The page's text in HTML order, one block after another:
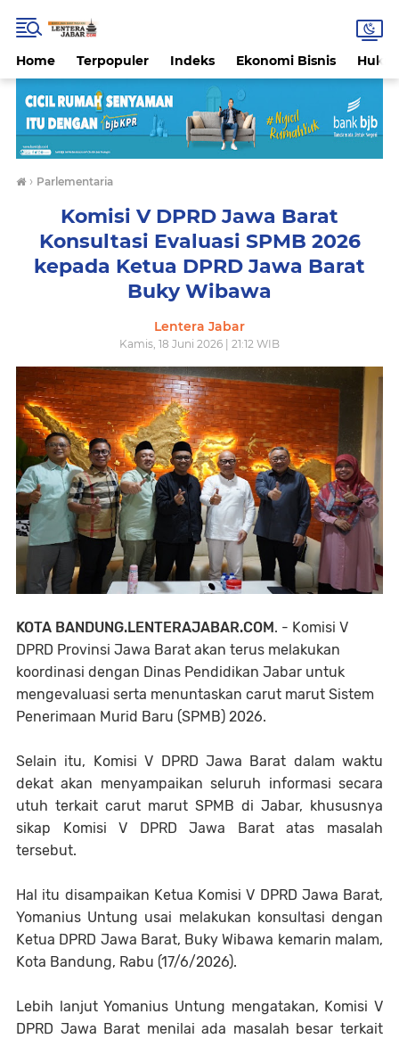
Home Terpopuler Indeks Ekonomi Bisnis
› Parlementaria
Komisi V DPRD Jawa Barat
Konsultasi Evaluasi SPMB 2026
kepada Ketua DPRD Jawa Barat
Buky Wibawa
Lentera Jabar
Kamis, 18 Juni 2026 | 21:12 WIB
KOTA BANDUNG.LENTERAJABAR.COM . - Komisi V
DPRD Provinsi Jawa Barat akan terus melakukan
koordinasi dengan Dinas Pendidikan Jabar untuk
mengevaluasi serta menuntaskan carut marut Sistem
Penerimaan Murid Baru (SPMB) 2026.
Selain itu, Komisi V DPRD Jawa Barat dalam waktu
dekat akan menyampaikan seluruh informasi secara
utuh terkait carut marut SPMB di Jabar, khususnya
sikap Komisi V DPRD Jawa Barat atas masalah
tersebut.
Hal itu disampaikan Ketua Komisi V DPRD Jawa Barat,
Yomanius Untung usai melakukan konsultasi dengan
Ketua DPRD Jawa Barat, Buky Wibawa kemarin malam,
Kota Bandung, Rabu (17/6/2026).
Lebih lanjut Yomanius Untung mengatakan, Komisi V
DPRD Jawa Barat menilai ada masalah besar terkait